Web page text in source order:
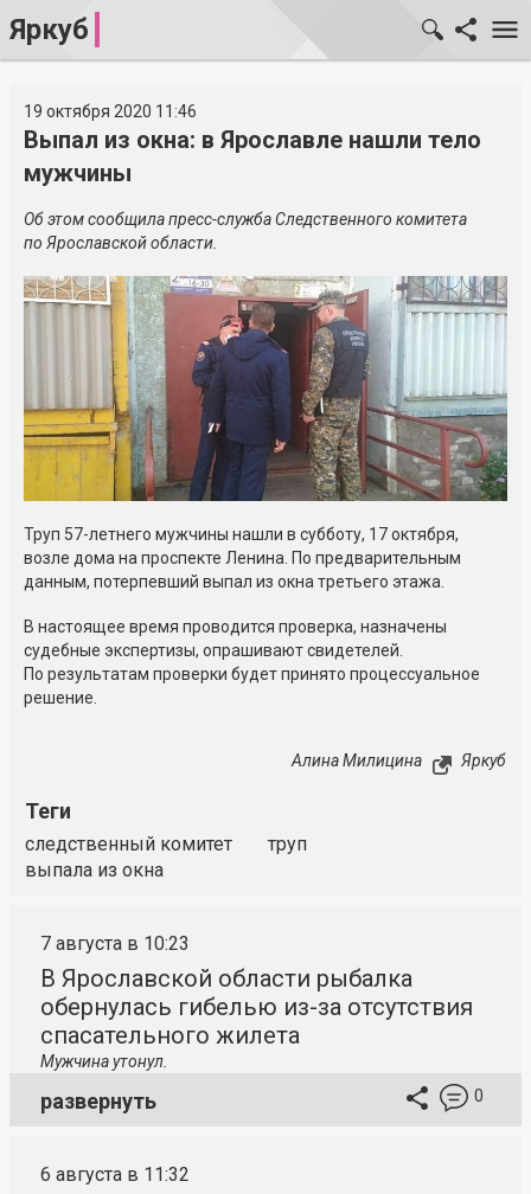
Яркуб
19 октября 2020 11:46
Выпал из окна: в Ярославле нашли тело
мужчины
Об этом сообщила пресс-служба Следственного комитета
по Ярославской области.
Труп 57-летнего мужчины нашли в субботу, 17 октября,
возле дома на проспекте Ленина. По предварительным
данным, потерпевший выпал из окна третьего этажа.
В настоящее время проводится проверка, назначены
судебные экспертизы, опрашивают свидетелей.
По результатам проверки будет принято процессуальное
решение.
Алина Милицина Яркуб
Теги
следственный комитет
труп
выпала из окна
7 августа в 10:23
В Ярославской области рыбалка
обернулась гибелью из-за отсутствия
спасательного жилета
Мужчина утонул.
развернуть 0
6 августа в 11:32